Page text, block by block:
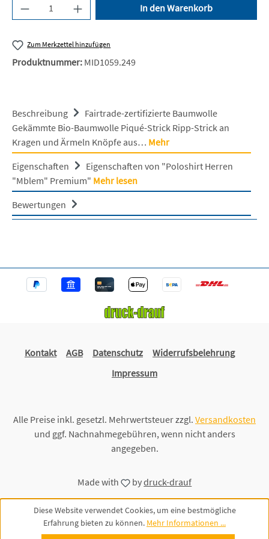
Produkt Anzahl: Gib den gewünschten Wert
In den Warenkorb
Zum Merkzettel hinzufügen
Produktnummer: MID1059.249
Beschreibung
Fairtrade-zertifizierte Baumwolle
Gekämmte Bio-Baumwolle Piqué-Strick Ripp-Strick an
Kragen und Ärmeln Knöpfe aus… Mehr
Eigenschaften
Eigenschaften von "Poloshirt Herren
"Mblem" Premium" Mehr lesen
Bewertungen
Kontakt AGB Datenschutz
Widerrufsbelehrung
Impressum
Alle Preise inkl. gesetzl. Mehrwertsteuer zzgl. Versandkosten
und ggf. Nachnahmegebühren, wenn nicht anders
angegeben.
Made with bydruck-drauf
Diese Website verwendet Cookies, um eine bestmögliche
Erfahrung bieten zu können. Mehr Informationen ...